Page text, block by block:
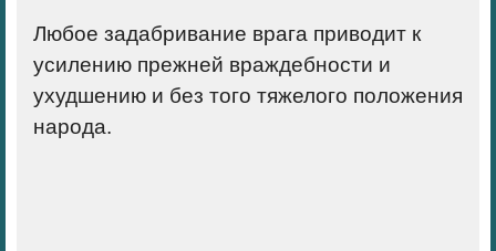
Любое задабривание врага приводит к
усилению прежней враждебности и
ухудшению и без того тяжелого положения
народа.